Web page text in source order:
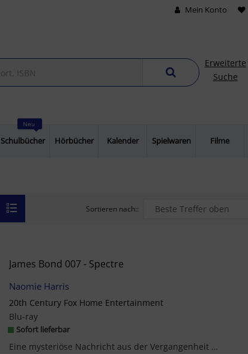
Mein Konto
Erweiterte
Suche
Neu
Schulbücher Hörbücher Kalender Spielwaren Filme
Sortieren nach::
James Bond 007 - Spectre
Naomie Harris
20th Century Fox Home Entertainment
Blu-ray
Sofort lieferbar
Eine mysteriöse Nachricht aus der Vergangenheit schickt James Bond (Daniel Craig) ohne Befugnis a...